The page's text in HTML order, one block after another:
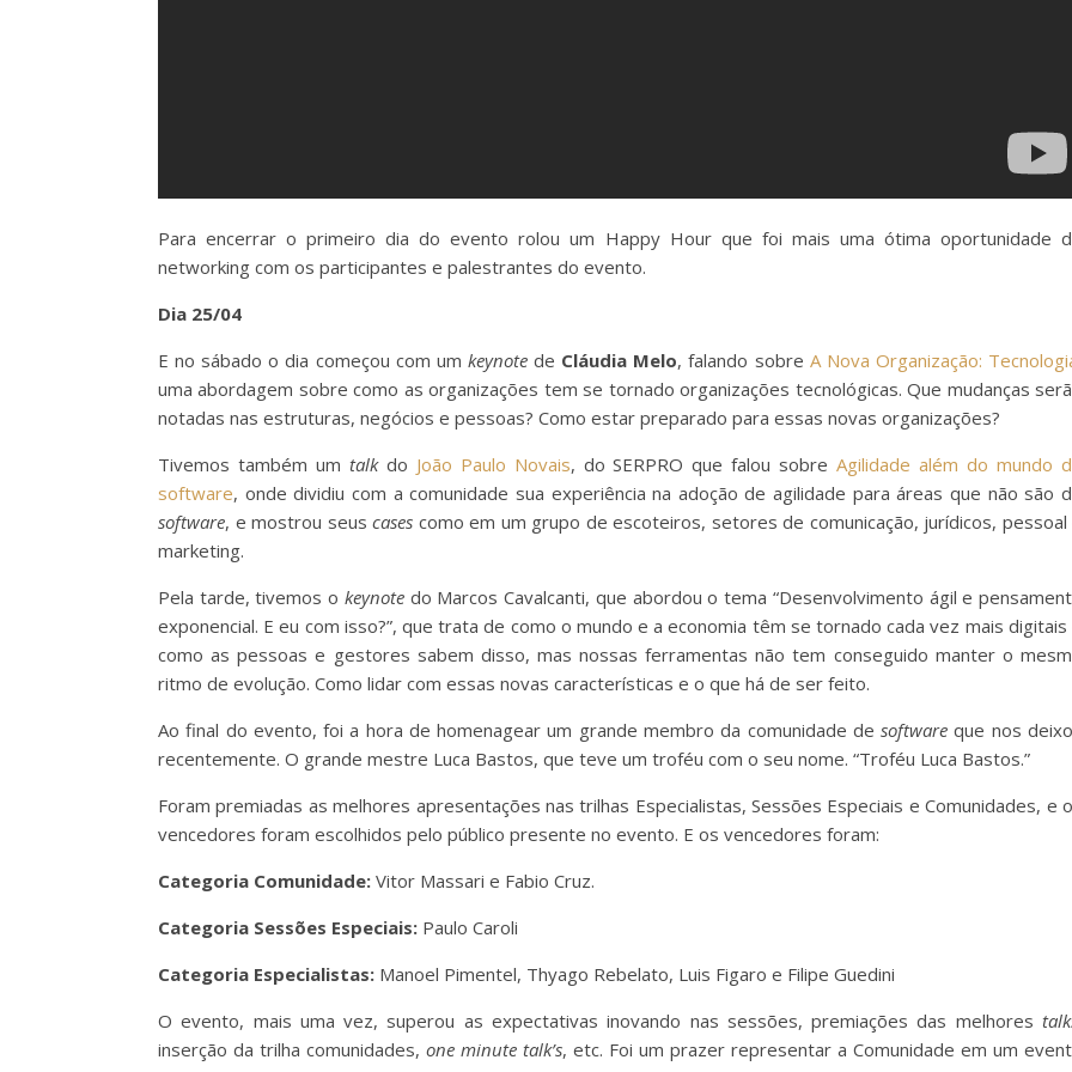
Para encerrar o primeiro dia do evento rolou um Happy Hour que foi mais uma ótima oportunidade
networking com os participantes e palestrantes do evento.
Dia 25/04
E no sábado o dia começou com um keynotede Cláudia Melo, falando sobre A Nova Organização:
uma abordagem sobre como as organizações tem se tornado organizações tecnológicas. Que mudanças
notadas nas estruturas, negócios e pessoas? Como estar preparado para essas novas organizações?
Tivemos também um talkdo João Paulo Novais, do SERPRO que falou sobreAgilidade além do mundo
software, onde dividiu com a comunidade sua experiência na adoção de agilidade para áreas que não são
software, e mostrou seus cases como em um grupo de escoteiros, setores de comunicação, jurídicos, pessoal
marketing.
Pela tarde, tivemos o keynotedo Marcos Cavalcanti, que abordou o tema “Desenvolvimento ágil e
exponencial. E eu com isso?”, que trata de como o mundo e a economia têm se tornado cada vez mais digitais
como as pessoas e gestores sabem disso, mas nossas ferramentas não tem conseguido manter o
ritmo de evolução. Como lidar com essas novas características e o que há de ser feito.
Ao final do evento, foi a hora de homenagear um grande membro da comunidade desoftware que nos
recentemente. O grande mestre Luca Bastos, que teve um troféu com o seu nome. “Troféu Luca Bastos.”
Foram premiadas as melhores apresentações nas trilhas Especialistas, Sessões Especiais e Comunidades, e
vencedores foram escolhidos pelo público presente no evento. E os vencedores foram:
Categoria Comunidade: Vitor Massari e Fabio Cruz.
Categoria Sessões Especiais: Paulo Caroli
Categoria Especialistas: Manoel Pimentel, Thyago Rebelato, Luis Figaro e Filipe Guedini
O evento, mais uma vez, superou as expectativas inovando nas sessões, premiações das melhores
inserção da trilha comunidades, one minute talk’s, etc. Foi um prazer representar a Comunidade em um